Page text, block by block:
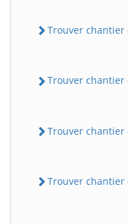
Trouver chantier
Trouver chantier
Trouver chantier
Trouver chantier